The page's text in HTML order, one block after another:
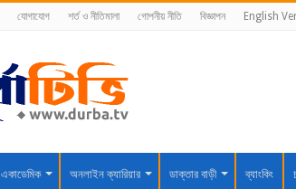
যোগাযোগ শর্ত ও নীতিমালা গোপনীয় নীতি বিজ্ঞাপন English
একাডেমিক অনলাইন ক্যারিয়ার ডাক্তার বাড়ী ব্যাংকিং